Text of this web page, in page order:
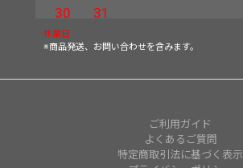
30
31
休業日
※商品発送、お問い合わせを含みます。
ご利用ガイド
よくあるご質問
特定商取引法に基づく表示